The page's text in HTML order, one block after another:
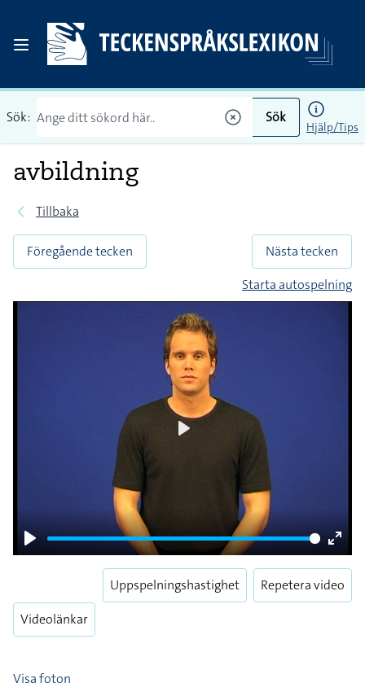
Sök: Sök
Hjälp/Tips
avbildning
Tillbaka
Föregående tecken
Nästa tecken
Starta autospelning
Play
Enter
Videolänkar
Uppspelningshastighet Repetera video
Visa foton